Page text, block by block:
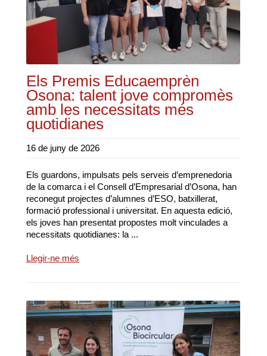
Els Premis Educaemprèn
Osona: talent jove compromès
amb les necessitats més
quotidianes
16 de juny de 2026
Els guardons, impulsats pels serveis d’emprenedoria
de la comarca i el Consell d’Empresarial d’Osona, han
reconegut projectes d’alumnes d’ESO, batxillerat,
formació professional i universitat. En aquesta edició,
els joves han presentat propostes molt vinculades a
necessitats quotidianes: la ...
Llegir-ne més